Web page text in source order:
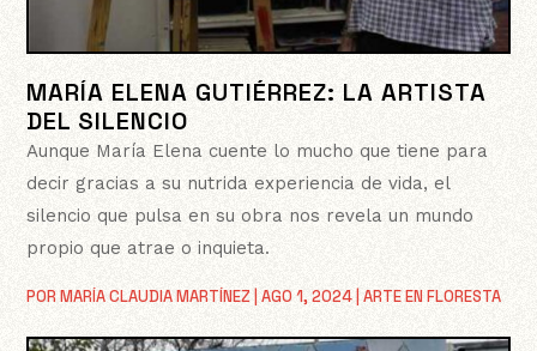
MARÍA ELENA GUTIÉRREZ: LA ARTISTA
DEL SILENCIO
PORMARÍA CLAUDIA MARTÍNEZ |AGO 1, 2024 |ARTE EN FLORESTA
Aunque María Elena cuente lo mucho que tiene para
decir gracias a su nutrida experiencia de vida, el
silencio que pulsa en su obra nos revela un mundo
propio que atrae o inquieta.